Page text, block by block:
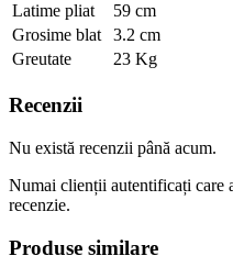
Latime pliat
59 cm
Grosime blat
3.2 cm
Greutate
23 Kg
Recenzii
Nu există recenzii până acum.
Numai clienții autentificați care
recenzie.
Produse similare